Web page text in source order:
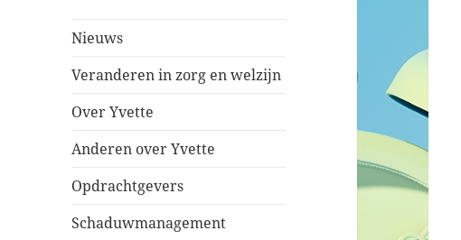
Nieuws
Veranderen in zorg en welzijn
Over Yvette
Anderen over Yvette
Opdrachtgevers
Schaduwmanagement